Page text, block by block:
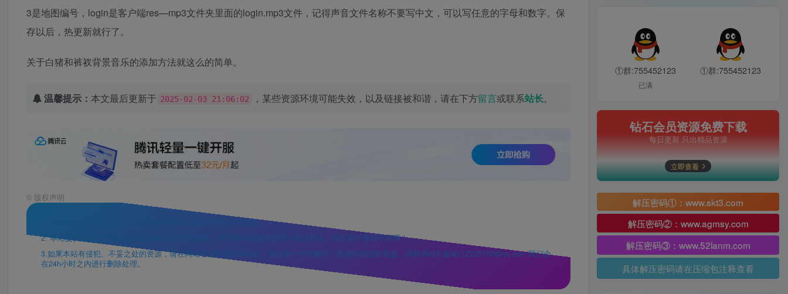
3是地图编号，login是客户端res—mp3文件夹里面的login.mp3文件，记得声音文件名称不要写中文，可以写任意的字母和数字。保
存以后，热更新就行了。
关于白猪和裤衩背景音乐的添加方法就这么的简单。
温馨提示： 本文最后更新于 2025-02-03 21:06:02 ，某些资源环境可能失效，以及链接被和谐，请在下方留言或联系站长。
© 版权声明
1. 本站资源售价只是赞助，收取费用仅维持本站的日常运营所需。
2. 本站提供的所有资源仅供本地单机参考学习使用，不存在任何商业目的与商业用途，请大家不要用于商用！
3.如果本站有侵犯、不妥之处的资源，请在网站右边客服联系我们。将会第一时间解决！若侵犯到您的权益，请联系站长邮箱:12225150@qq.com 我们会
在24h小时之内进行删除处理。
①群:755452123
已满
①群:755452123
钻石会员资源免费下载
每日更新 只出精品资源
立即查看
解压密码①：www.skt3.com
解压密码②：www.agmsy.com
解压密码③：www.52lanm.com
具体解压密码请在压缩包注释查看